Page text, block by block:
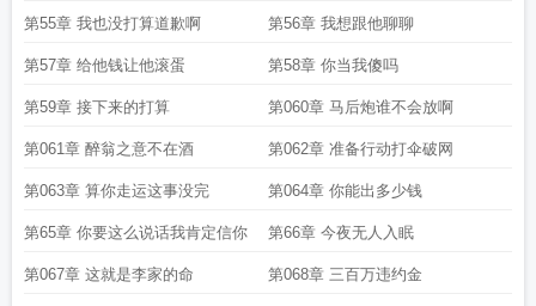
第55章 我也没打算道歉啊 第56章 我想跟他聊聊
第57章 给他钱让他滚蛋 第58章 你当我傻吗
第59章 接下来的打算 第060章 马后炮谁不会放啊
第061章 醉翁之意不在酒 第062章 准备行动打伞破网
第063章 算你走运这事没完 第064章 你能出多少钱
第65章 你要这么说话我肯定信你 第66章 今夜无人入眠
第067章 这就是李家的命 第068章 三百万违约金